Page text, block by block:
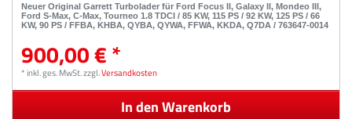
Neuer Original Garrett Turbolader für Ford Focus II, Galaxy II, Mondeo III,
Ford S-Max, C-Max, Tourneo 1.8 TDCI / 85 KW, 115 PS / 92 KW, 125 PS / 66
KW, 90 PS / FFBA, KHBA, QYBA, QYWA, FFWA, KKDA, Q7DA / 763647-0014
900,00 € *
*inkl. ges. MwSt.zzgl.Versandkosten
In den Warenkorb